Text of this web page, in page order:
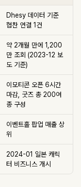
Dhesy 데이터 기준
협찬 연결 1건
약 2개월 만에 1,200
만 조회 (2023-12 보
도 기준)
이모티콘 오픈 6시간
마감, 굿즈 총 200여
종 구성
이벤트홀 팝업 매출 상
위
2024-01 일본 캐릭
터 비즈니스 개시